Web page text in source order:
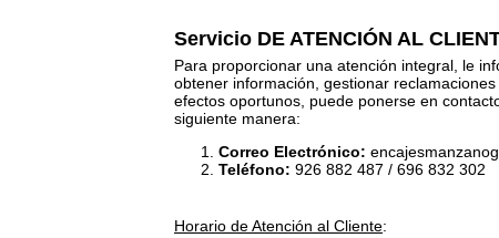
Servicio DE ATENCIÓN AL
Para proporcionar una atención integral, le
obtener información, gestionar
efectos oportunos, puede ponerse en
siguiente manera:
Correo Electrónico:
Teléfono: 926 882 487 / 696 832 302
Horario de Atención al Cliente: